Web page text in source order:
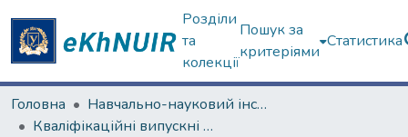
Розділи
та
колекції
Пошук за
критеріями
Статистика
Головна
Навчально-науковий інститут "Каразінська школа бізнесу"
Кваліфікаційні випускні роботи магістрів. Навчально-науковий інститут "Каразінська школа бізнесу"